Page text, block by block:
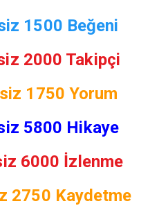
1500 Beğeni
2000 Takipçi
1750 Yorum
5800 Hikaye
6000 İzlenme
2750 Kaydetme